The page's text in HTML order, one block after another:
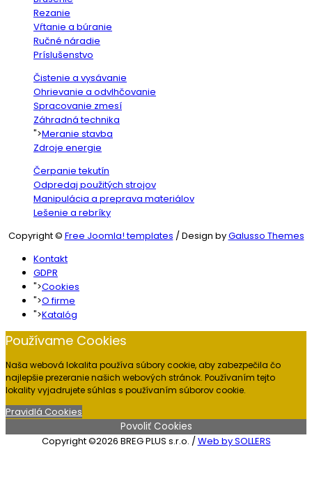
Rezanie
Vŕtanie a búranie
Ručné náradie
Príslušenstvo
Čistenie a vysávanie
Ohrievanie a odvlhčovanie
Spracovanie zmesí
Záhradná technika
">Meranie stavba
Zdroje energie
Čerpanie tekutín
Odpredaj použitých strojov
Manipulácia a preprava materiálov
Lešenie a rebríky
Copyright © Free Joomla! templates / Design byGalusso Themes
Kontakt
GDPR
">Cookies
">O firme
">Katalóg
Používame Cookies
Naša webová lokalita používa súbory cookie, aby zabezpečila čo
najlepšie prezeranie našich webových stránok. Používaním tejto
lokality vyjadrujete súhlas s používaním súborov cookie.
Pravidlá Cookies
Povoliť Cookies
Copyright ©2026 BREG PLUS s.r.o. /Web by SOLLERS